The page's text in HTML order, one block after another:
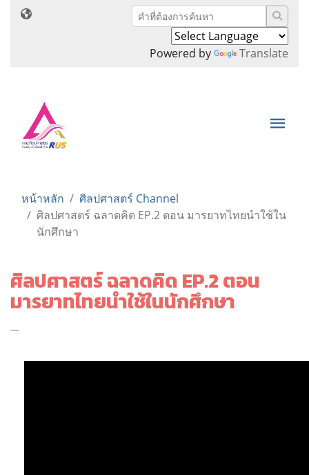
Powered by Translate
หน้าหลัก
ศิลปศาสตร์ Channel
ศิลปศาสตร์ ฉลาดคิด EP.2 ตอน มารยาทไทยนำใช้ใน
นักศึกษา
ศิลปศาสตร์ ฉลาดคิด EP.2 ตอน
มารยาทไทยนำใช้ในนักศึกษา